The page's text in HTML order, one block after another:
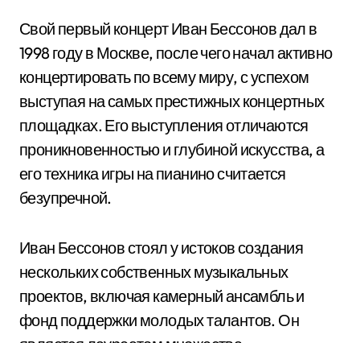
Свой первый концерт Иван Бессонов дал в
1998 году в Москве, после чего начал активно
концертировать по всему миру, с успехом
выступая на самых престижных концертных
площадках. Его выступления отличаются
проникновенностью и глубиной искусства, а
его техника игры на пианино считается
безупречной.
Иван Бессонов стоял у истоков создания
нескольких собственных музыкальных
проектов, включая камерный ансамбль и
фонд поддержки молодых талантов. Он